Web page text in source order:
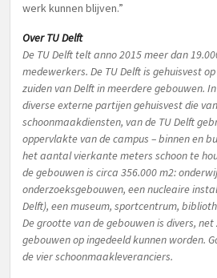
werk kunnen blijven.”
Over TU Delft
De TU Delft telt anno 2015 meer dan
medewerkers. De TU Delft is gehuisvest
zuiden van Delft in meerdere gebouwen.
diverse externe partijen gehuisvest die
schoonmaakdiensten, van de TU Delft
oppervlakte van de campus – binnen en
het aantal vierkante meters schoon te
de gebouwen is circa 356.000 m2:
onderzoeksgebouwen, een nucleaire
Delft), een museum, sportcentrum,
De grootte van de gebouwen is divers,
gebouwen op ingedeeld kunnen worden.
de vier schoonmaakleveranciers.